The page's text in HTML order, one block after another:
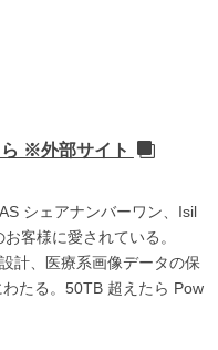
※外部サイト
シェアナンバーワン、Isil
客様に愛されている。
計、医療系画像データの保
たる。50TB 超えたら Pow